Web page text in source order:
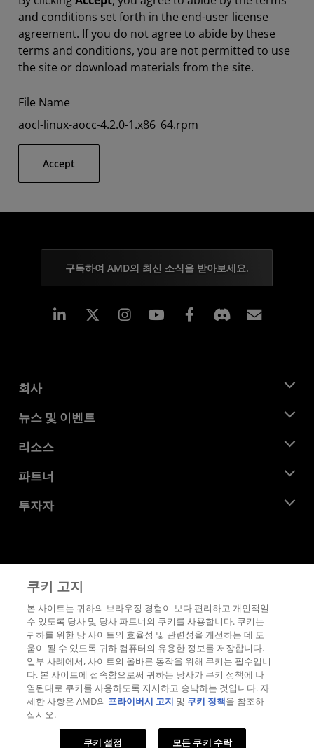
and conditions set forth in the end-user license
agreement. If you do not agree to abide by these
terms and conditions, you are not permitted to use
the site or download materials from the site.
File Name
aocl-linux-aocc-4.2.0-1.x86_64.rpm
Accept
구독하여 AMD의 최신 소식을 받아보세요.
Linkedin Instagram Facebook
회사
AMD 소개
기업의 사회적 책임
채용
문의하기
뉴스 및 이벤트
뉴스룸
미디어 라이브러리
리소스
개발자 센트럴
사례 연구
파트너
AMD 파트너 허브
투자자
이사위원회
거버넌스 문서
SEC 신고서
상표
공급망 투명성
공정 및 공개 경쟁
영국 세금 전략
쿠키 정책
쿠키 설정
쿠키 고지
본 사이트는 귀하의 브라우징 경험이 보다 편리하고 개인적일
수 있도록 당사 및 당사 파트너의 쿠키를 사용합니다. 쿠키는
귀하를 위한 당 사이트의 효율성 및 관련성을 개선하는 데 도
움이 될 수 있도록 귀하 컴퓨터의 유용한 정보를 저장합니다.
일부 사례에서, 사이트의 올바른 동작을 위해 쿠키는 필수입니
다. 본 사이트에 접속함으로써 귀하는 당사가 쿠키 정책에 나
열된대로 쿠키를 사용하도록 지시하고 승낙하는 것입니다. 자
세한 사항은 AMD의 프라이버시 고지 및 쿠키 정책을 참조하
십시오.
쿠키 설정 모든 쿠키 수락